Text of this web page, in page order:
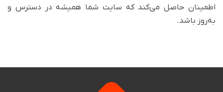
اطمینان حاصل می‌کند که سایت شما همیشه در دسترس و
به‌روز باشد.